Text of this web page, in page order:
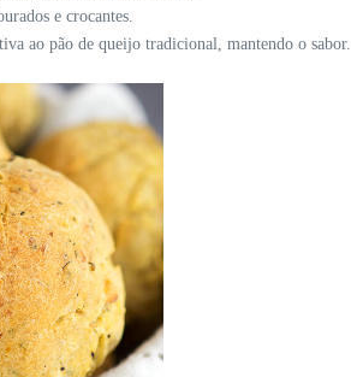
e crocantes.
ao pão de queijo tradicional, mantendo o sabor.